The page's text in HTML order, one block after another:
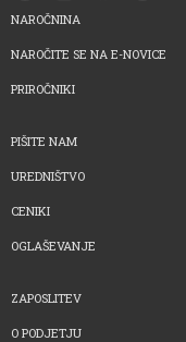
NAROČNINA
NAROČITE SE NA E-NOVICE
PRIROČNIKI
PIŠITE NAM
UREDNIŠTVO
CENIKI
OGLAŠEVANJE
ZAPOSLITEV
O PODJETJU